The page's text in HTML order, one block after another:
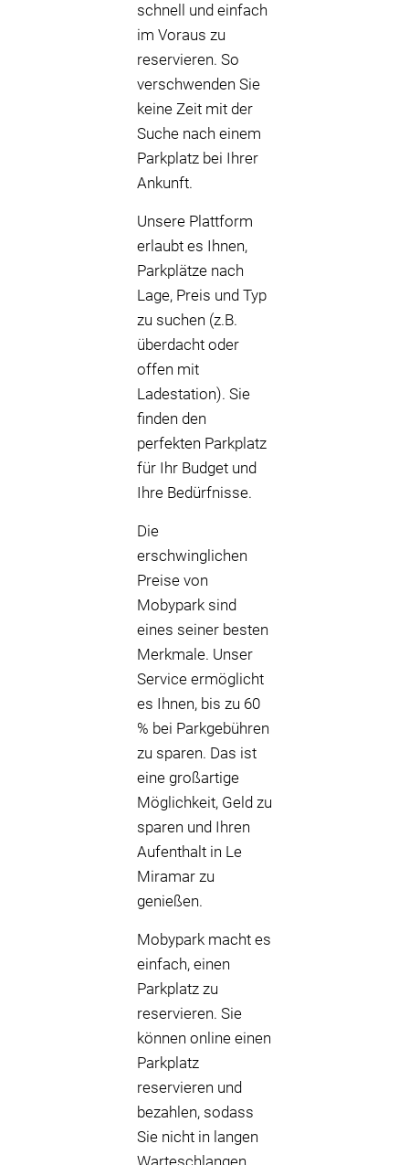
schnell und einfach
im Voraus zu
reservieren. So
verschwenden Sie
keine Zeit mit der
Suche nach einem
Parkplatz bei Ihrer
Ankunft.
Unsere Plattform
erlaubt es Ihnen,
Parkplätze nach
Lage, Preis und Typ
zu suchen (z.B.
überdacht oder
offen mit
Ladestation). Sie
finden den
perfekten Parkplatz
für Ihr Budget und
Ihre Bedürfnisse.
Die
erschwinglichen
Preise von
Mobypark sind
eines seiner besten
Merkmale. Unser
Service ermöglicht
es Ihnen, bis zu 60
% bei Parkgebühren
zu sparen. Das ist
eine großartige
Möglichkeit, Geld zu
sparen und Ihren
Aufenthalt in Le
Miramar zu
genießen.
Mobypark macht es
einfach, einen
Parkplatz zu
reservieren. Sie
können online einen
Parkplatz
reservieren und
bezahlen, sodass
Sie nicht in langen